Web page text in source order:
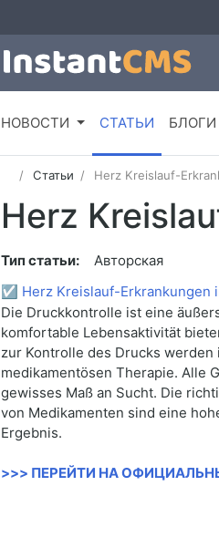
НОВОСТИ СТАТЬИ БЛОГИ
Статьи Herz Kreislauf-
Herz
Тип статьи:
Авторская
☑ Herz Kreislauf-Erkrankungen
Die Druckkontrolle ist eine
komfortable Lebensaktivität
zur Kontrolle des Drucks
medikamentösen Therapie. Alle
gewisses Maß an Sucht. Die
von Medikamenten sind eine
Ergebnis.
>>> ПЕРЕЙТИ НА